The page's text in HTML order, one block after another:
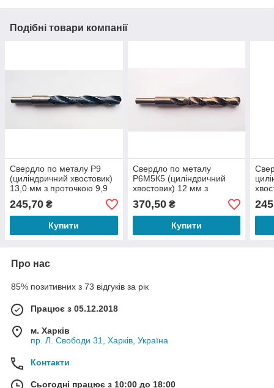
Подібні товари компанії
Свердло по металу Р9
(циліндричний хвостовик)
13,0 мм з проточкою 9,9
мм
245,70 ₴
Купити
Свердло по металу
Р6М5К5 (циліндричний
хвостовик) 12 мм з
проточкою 9,9 мм
370,50₴
Купити
Про нас
85% позитивних з 73 відгуків за рік
Працює з 05.12.2018
м. Харків
пр. Л. Свободи 31, Харків, Україна
Контакти
Сьогодні працює з 10:00 до 18:00